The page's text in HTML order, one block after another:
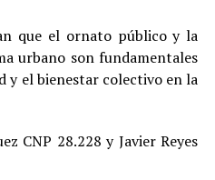
que el ornato público y la
urbano son fundamentales
y el bienestar colectivo en la
CNP 28.228 y Javier Reyes